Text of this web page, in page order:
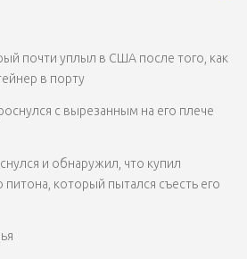
почти уплыл в США после того, как
в порту
с вырезанным на его плече
и обнаружил, что купил
который пытался съесть его